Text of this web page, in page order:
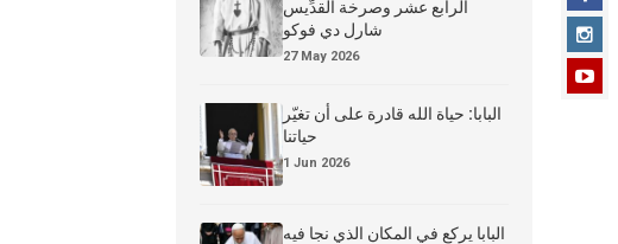
الرابع عشر وصرخة القدِّيس
شارل دي فوكو
27 May 2026
البابا: حياة الله قادرة على أن تغيّر
حياتنا
1 Jun 2026
البابا يركع في المكان الذي نجا فيه